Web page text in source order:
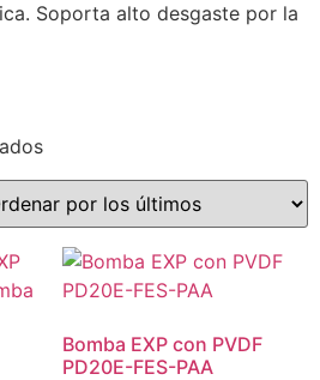
Soporta alto desgaste por la
Bomba EXP con PVDF
PD20E-FES-PAA